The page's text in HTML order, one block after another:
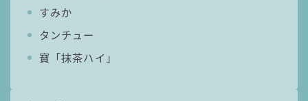
すみか
タンチュー
寶「抹茶ハイ」